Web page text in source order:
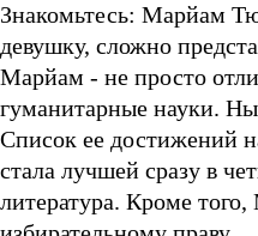
Знакомьтесь: Марйам
девушку, сложно
Марйам - не просто
гуманитарные науки.
Список ее достижений
стала лучшей сразу в
литература. Кроме